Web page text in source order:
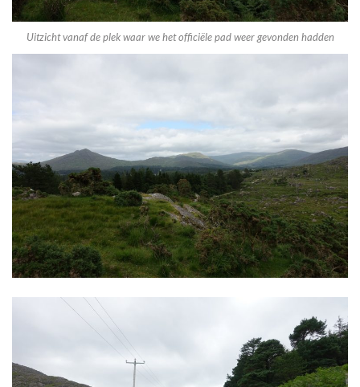
Uitzicht vanaf de plek waar we het officiële pad weer gevonden hadden